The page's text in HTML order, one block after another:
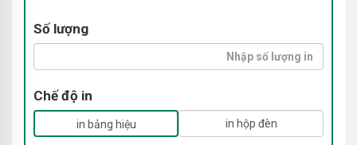
Số lượng
Chế độ in
in bảng hiệu in hộp đèn